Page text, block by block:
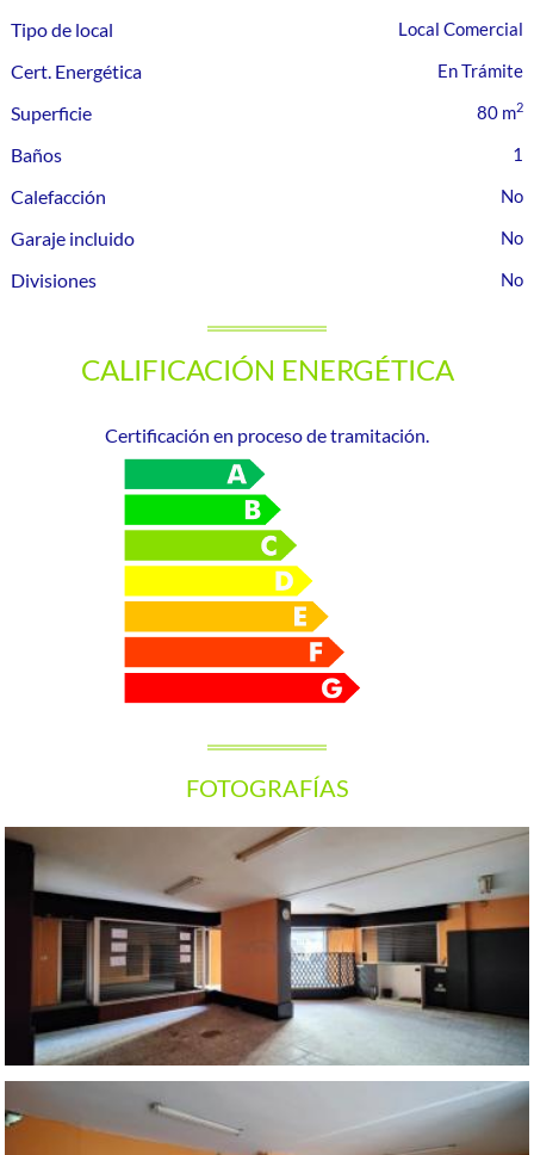
Tipo de local Local Comercial
Cert. Energética En Trámite
Superficie 80 m2
Baños 1
Calefacción
Garaje incluido
Divisiones
CALIFICACIÓN ENERGÉTICA
Certificación en proceso de tramitación.
FOTOGRAFÍAS